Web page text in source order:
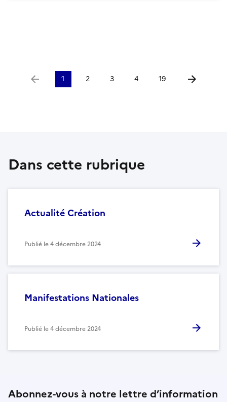
Aller à la page précédente
1 2 3 4 19 Aller à la
Dans cette rubrique
Actualité Création
Publié le4 décembre 2024
Manifestations Nationales
Publié le4 décembre 2024
Abonnez-vous à notre lettre d’information